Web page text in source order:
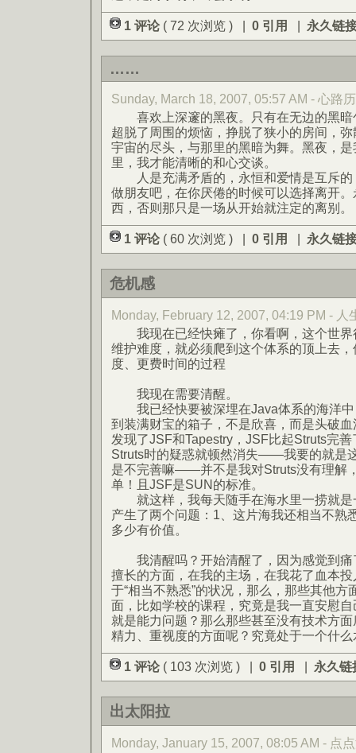
1 评论 ( 72 次浏览 ) | 0 引用 | 永久链
……
Sunday, March 18, 2007, 05:57 AM - 心路
喜欢上深邃的黑夜。只有在无边的黑暗
超脱了周围的烦恼，挣脱了狭小的房间，
宇宙的尽头，与那里的黑暗为舞。黑夜，
里，我才能清晰的和心交谈。
人是充满矛盾的，永恒和爱情是互斥的
做朋友吧，在你厌倦的时候可以选择离开
西，否则那只是一场从开始就注定的离别。
1 评论 ( 60 次浏览 ) | 0 引用 | 永久链
危机感
Monday, February 12, 2007, 04:19 PM - 人
我现在已经快瘫了，你看啊，这个世界
维护难度，就必须爬到这个体系的顶上去
度、更费时间的过程
我现在需要清醒。
我已经快要被深埋在Java体系的海洋中
到装满财宝的箱子，不是欣喜，而是头破
发现了JSF和Tapestry，JSF比起Struts完
Struts时的疑惑就顿然消失——我要的就是
是不完善嘛——并不是我对Struts没有理解
单！且JSF是SUN的标准。
就这样，我每天随手在海水里一捞就是
产生了两个问题：1、这片海我还相当不熟
多少有价值。
我清醒吗？开始清醒了，因为感觉到
擅长的方面，在我的主场，在我花了血本
于“相当不熟悉”的状况，那么，那些其他方
面，比如学校的课程，究竟是我一直安慰
就是能力问题？那么那些甚至没有技术方
精力、重视度的方面呢？究竟处于一个什么
1 评论 ( 103 次浏览 ) | 0 引用 | 永久链
出太阳拉
Monday, January 15, 2007, 08:05 AM - 点